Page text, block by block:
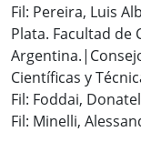
Fil: Pereira, Luis
Plata. Facultad de
Científicas y
Fil: Foddai,
Fil: Minelli,